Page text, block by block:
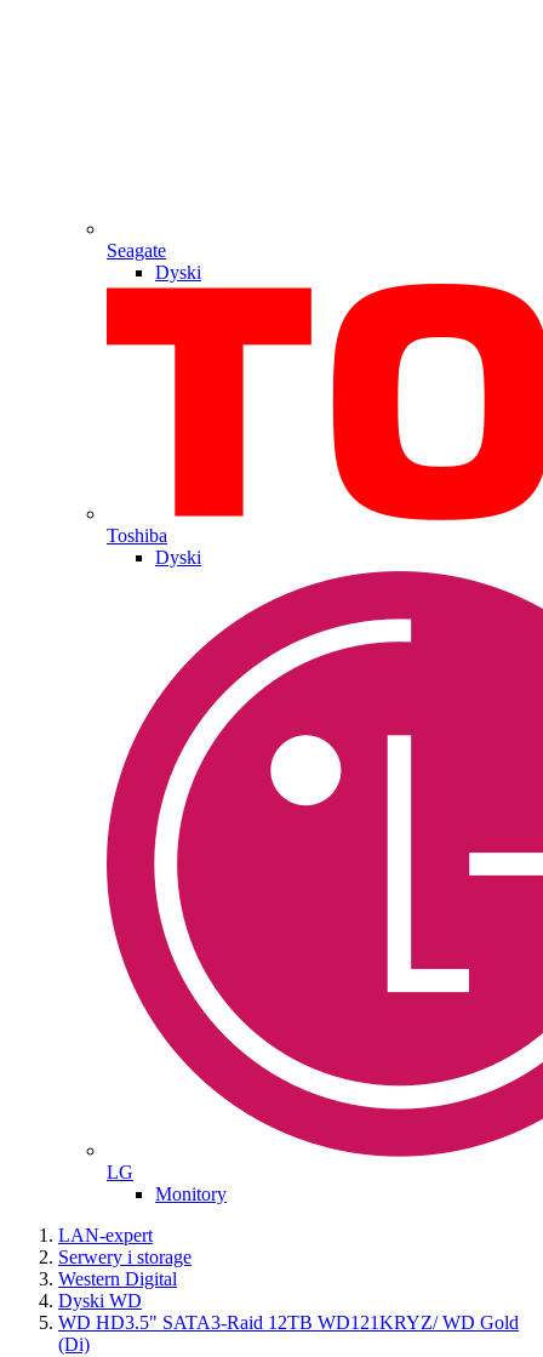
Seagate
Dyski
Toshiba
Dyski
LG
Monitory
LAN-expert
Serwery i storage
Western Digital
Dyski WD
WD HD3.5" SATA3-Raid 12TB WD121KRYZ/ WD Gold
(Di)